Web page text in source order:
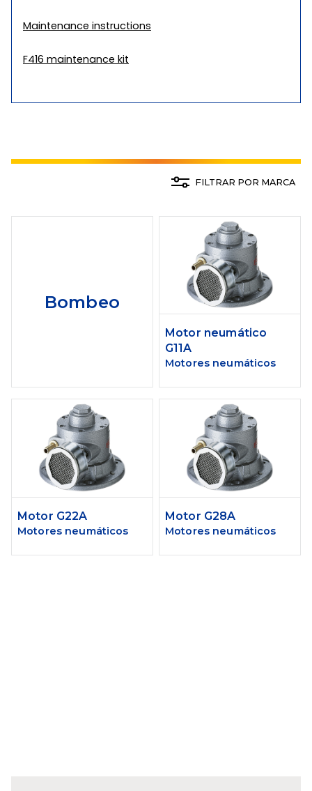
Maintenance instructions
F416 maintenance kit
FILTRAR POR MARCA
Bombeo
Motor neumático
G11A
Motores neumáticos
Motor G22A
Motores neumáticos
Motor G28A
Motores neumáticos